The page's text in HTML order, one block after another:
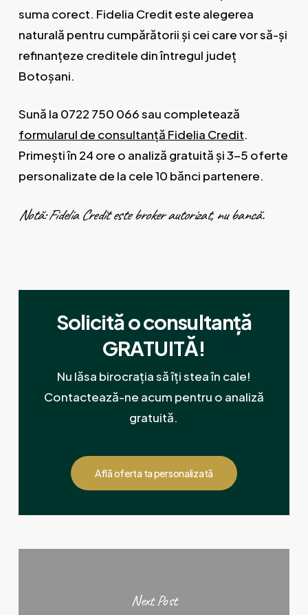
suma corect. Fidelia Credit este alegerea
naturală pentru cumpărătorii și cei care vor să-și
refinanțeze creditele din întregul județ
Botoșani.
Sună la 0722 750 066 sau completează
formularul de consultanță Fidelia Credit.
Primești în 24 ore o analiză gratuită și 3-5 oferte
personalizate de la cele 10 bănci partenere.
Notă: Fidelia Credit este broker autorizat, nu bancă.
Solicită o consultanță
GRATUITĂ!
Nu lăsa birocrația să îți stea în cale!
Contactează-ne acum pentru o analiză
gratuită.
Află oferta ta personalizată
Next Post